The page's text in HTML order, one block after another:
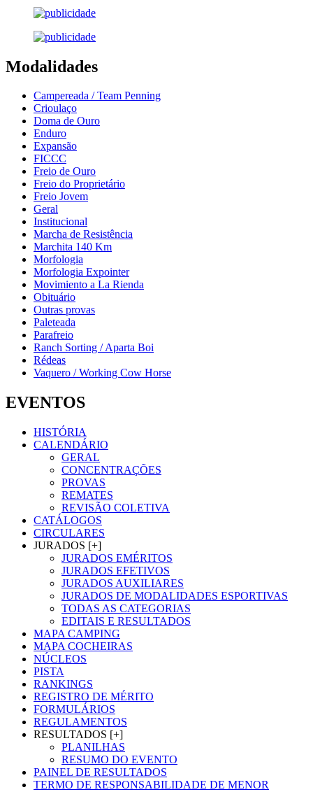
Modalidades
Campereada / Team Penning
Crioulaço
Doma de Ouro
Enduro
Expansão
FICCC
Freio de Ouro
Freio do Proprietário
Freio Jovem
Geral
Institucional
Marcha de Resistência
Marchita 140 Km
Morfologia
Morfologia Expointer
Movimiento a La Rienda
Obituário
Outras provas
Paleteada
Parafreio
Ranch Sorting / Aparta Boi
Rédeas
Vaquero / Working Cow Horse
EVENTOS
HISTÓRIA
CALENDÁRIO
GERAL
CONCENTRAÇÕES
PROVAS
REMATES
REVISÃO COLETIVA
CATÁLOGOS
CIRCULARES
JURADOS [+]
JURADOS EMÉRITOS
JURADOS EFETIVOS
JURADOS AUXILIARES
JURADOS DE MODALIDADES ESPORTIVAS
TODAS AS CATEGORIAS
EDITAIS E RESULTADOS
MAPA CAMPING
MAPA COCHEIRAS
NÚCLEOS
PISTA
RANKINGS
REGISTRO DE MÉRITO
FORMULÁRIOS
REGULAMENTOS
RESULTADOS [+]
PLANILHAS
RESUMO DO EVENTO
PAINEL DE RESULTADOS
TERMO DE RESPONSABILIDADE DE MENOR